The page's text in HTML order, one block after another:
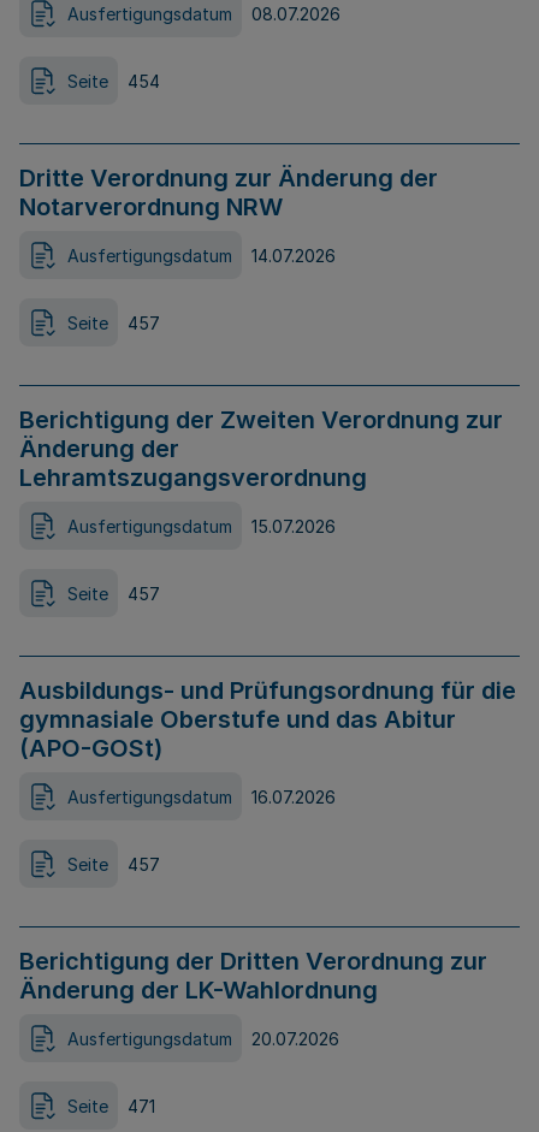
Ausfertigungsdatum 08.07.2026
Seite 454
Dritte Verordnung zur Änderung der
Notarverordnung NRW
Ausfertigungsdatum 14.07.2026
Seite 457
Berichtigung der Zweiten Verordnung zur
Änderung der
Lehramtszugangsverordnung
Ausfertigungsdatum 15.07.2026
Seite 457
Ausbildungs- und Prüfungsordnung für die
gymnasiale Oberstufe und das Abitur
(APO-GOSt)
Ausfertigungsdatum 16.07.2026
Seite 457
Berichtigung der Dritten Verordnung zur
Änderung der LK-Wahlordnung
Ausfertigungsdatum 20.07.2026
Seite 471